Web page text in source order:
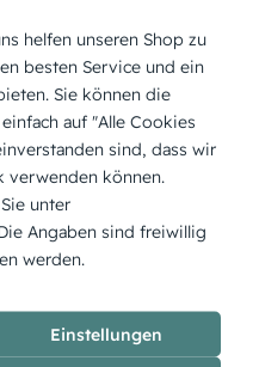
– „Party Circle“ bringt
schon beim Lesen der
Tanz.
helfen unseren Shop zu
besten Service und ein
Sie können die
auf "Alle Cookies
sind, dass wir
verwenden können.
unter
Angaben sind freiwillig
werden.
Einstellungen